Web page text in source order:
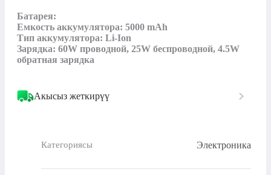
Батарея:
Емкость аккумулятора: 5000 mAh
Тип аккумулятора: Li-Ion
Зарядка: 60W проводной, 25W беспроводной, 4.5W
обратная зарядка
Акысыз жеткирүү
Категориясы Электроника